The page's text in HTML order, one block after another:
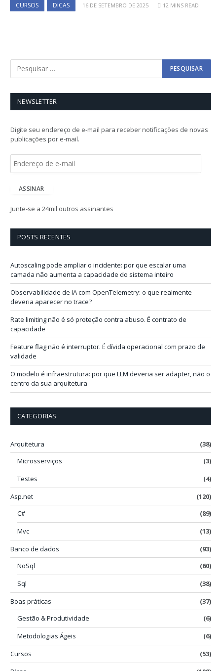
CURSOS DICAS 16 DE SETEMBRO DE 2025 12 MINS READ
NEWSLETTER
Digite seu endereço de e-mail para receber notificações de novas
publicações por e-mail.
e
ç
i
ASSINAR
Junte-se a 24mil outros assinantes
POSTS RECENTES
Autoscaling pode ampliar o incidente: por que escalar uma
camada não aumenta a capacidade do sistema inteiro
Observabilidade de IA com OpenTelemetry: o que realmente
deveria aparecer no trace?
Rate limiting não é só proteção contra abuso. É contrato de
capacidade
Feature flag não é interruptor. É dívida operacional com prazo de
validade
O modelo é infraestrutura: por que LLM deveria ser adapter, não o
centro da sua arquitetura
CATEGORIAS
Arquitetura
(38)
Microsserviços
(3)
Testes
(4)
Asp.net
(120)
C#
(89)
Mvc
(13)
Banco de dados
(93)
NoSql
(60)
Sql
(38)
Boas práticas
(37)
Gestão & Produtividade
(6)
Metodologias Ágeis
(6)
Cursos
(53)